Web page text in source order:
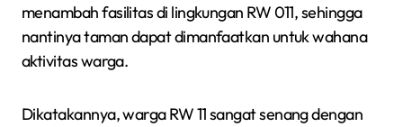
menambah fasilitas di lingkungan RW 011, sehingga
nantinya taman dapat dimanfaatkan untuk wahana
aktivitas warga.
Dikatakannya, warga RW 11 sangat senang dengan